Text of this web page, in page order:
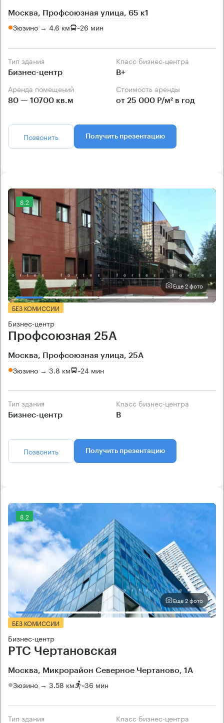
Москва, Профсоюзная улица, 65 к1
Зюзино → 4.6 км ~26 мин
Тип здания
Бизнес-центр
Класс бизнес-центра
B+
Аренда помещений
80 — 10700 кв.м
Стоимость аренды
от 25 000 Р/м² в год
Позвонить Получить презентацию
8.2
Еще 2 фото
БЕЗ КОМИССИИ
Бизнес-центр
Профсоюзная 25А
Москва, Профсоюзная улица, 25А
Зюзино → 3.8 км ~24 мин
Тип здания
Бизнес-центр
Класс бизнес-центра
B
Позвонить Получить презентацию
8.2
Еще 2 фото
БЕЗ КОМИССИИ
Бизнес-центр
РТС Чертановская
Москва, Микрорайон Северное Чертаново, 1А
Зюзино → 3.58 км ~36 мин
Тип здания Класс бизнес-центра